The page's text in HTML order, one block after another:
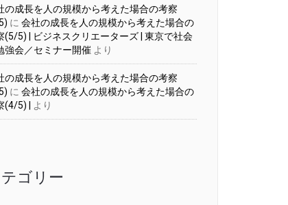
の成長を人の規模から考えた場合の考察
に 会社の成長を人の規模から考えた場合の
(5/5) | ビジネスクリエーターズ | 東京で社会
強会／セミナー開催 より
の成長を人の規模から考えた場合の考察
に 会社の成長を人の規模から考えた場合の
(4/5) |
より
ゴリー